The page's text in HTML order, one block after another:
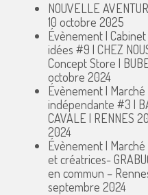
NOUVELLE
10 octobre 2025
Évènement |
idées #9 | CHEZ
Concept Store |
octobre 2024
Évènement |
indépendante #3 |
CAVALE | RENNES
2024
Évènement |
et créatrices-
en commun –
septembre 2024